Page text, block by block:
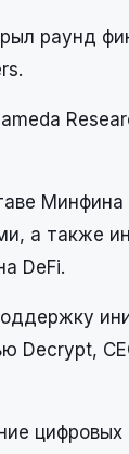
раунд
а также
DeFi.
Decrypt,
цифровых